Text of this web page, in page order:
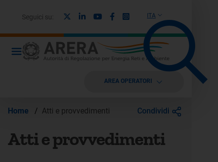
ITA
Seguici su: LinkedinYoutubeFacebook
Instagram
AREA OPERATORI
Home / Atti e provvedimenti Condividi
Atti e provvedimenti